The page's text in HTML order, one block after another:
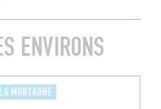
ENVIRONS
MONTAGNE